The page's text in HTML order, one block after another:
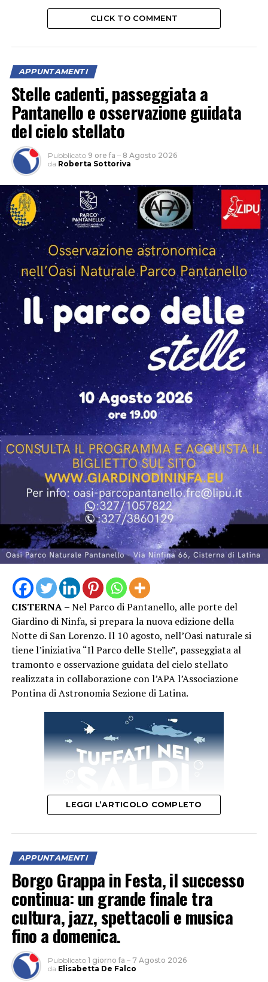
CLICK TO COMMENT
APPUNTAMENTI
Stelle cadenti, passeggiata a
Pantanello e osservazione guidata
del cielo stellato
Pubblicato 9 ore fa – 8 Agosto 2026
da Roberta Sottoriva
CISTERNA –Nel Parco di Pantanello, alle porte del
Giardino di Ninfa, si prepara la nuova edizione della
Notte di San Lorenzo. Il 10 agosto, nell’Oasi naturale si
tiene l’iniziativa “Il Parco delle Stelle”, passeggiata al
tramonto e osservazione guidata del cielo stellato
realizzata in collaborazione con l’APA l’Associazione
Pontina di Astronomia Sezione di Latina.
“Un’occasione per vivere la natura al calar del sole e
scoprire le meraviglie del cielo notturno tra stelle,
costellazioni e pianeti”, è l’invito della Fondazione
Caetani. Nel parco naturale non c’è inquinamento
luminoso e la volta celeste appare ancora più
spettacolare.
LEGGI L’ARTICOLO COMPLETO
APPUNTAMENTI
Borgo Grappa in Festa, il successo
continua: un grande finale tra
cultura, jazz, spettacoli e musica
fino a domenica.
Pubblicato 1 giorno fa – 7 Agosto 2026
da Elisabetta De Falco